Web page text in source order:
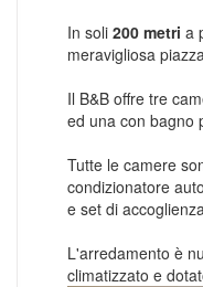
In soli 200 metri a
meravigliosa
Il B&B offre tre
ed una con bagno
Tutte le camere
condizionatore
e set di
L'arredamento è
climatizzato e